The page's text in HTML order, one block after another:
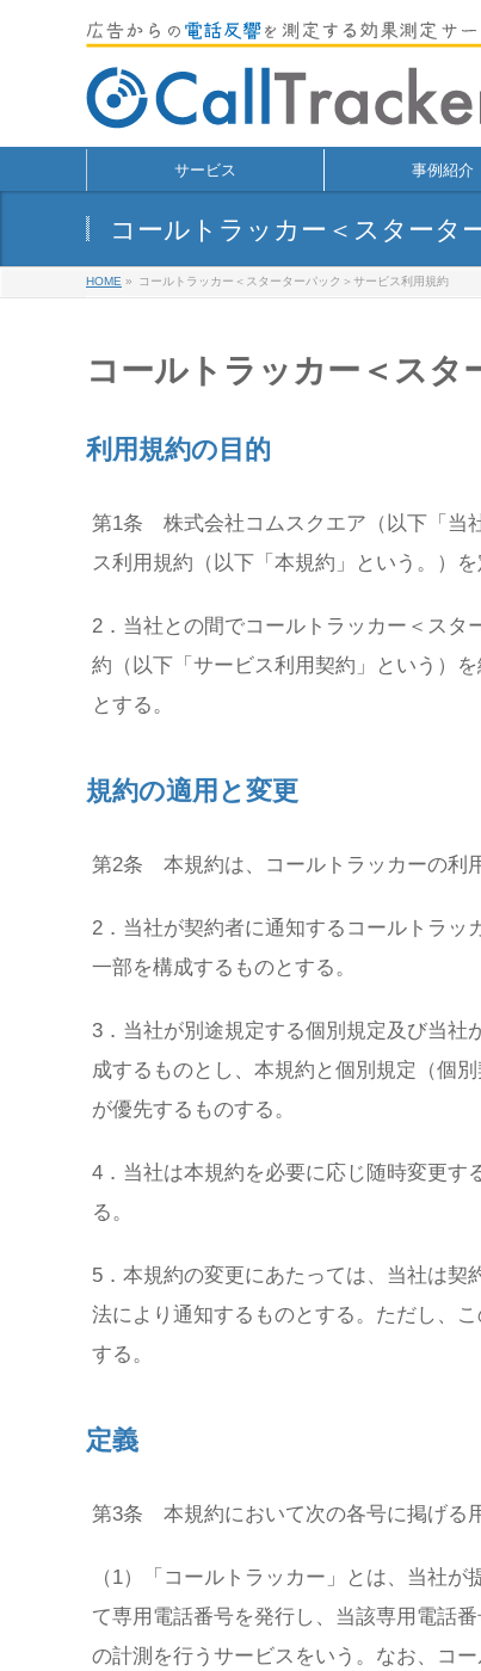
サービス 事例紹介
コールトラッカー＜スタータ
HOME » コールトラッカー＜スターターパック＞サービス利用規約
コールトラッカー＜スタ
利用規約の目的
第1条 株式会社コムスクエア（以下「当
ス利用規約（以下「本規約」という。）
2．当社との間でコールトラッカー＜ス
約（以下「サービス利用契約」という）
とする。
規約の適用と変更
第2条 本規約は、コールトラッカーの利
2．当社が契約者に通知するコールトラ
一部を構成するものとする。
3．当社が別途規定する個別規定及び当社
成するものとし、本規約と個別規定（個
が優先するものする。
4．当社は本規約を必要に応じ随時変更す
る。
5．本規約の変更にあたっては、当社は
法により通知するものとする。ただし、
する。
定義
第3条 本規約において次の各号に掲げる
（1）「コールトラッカー」とは、当社
て専用電話番号を発行し、当該専用電話
の計測を行うサービスをいう。なお、コ